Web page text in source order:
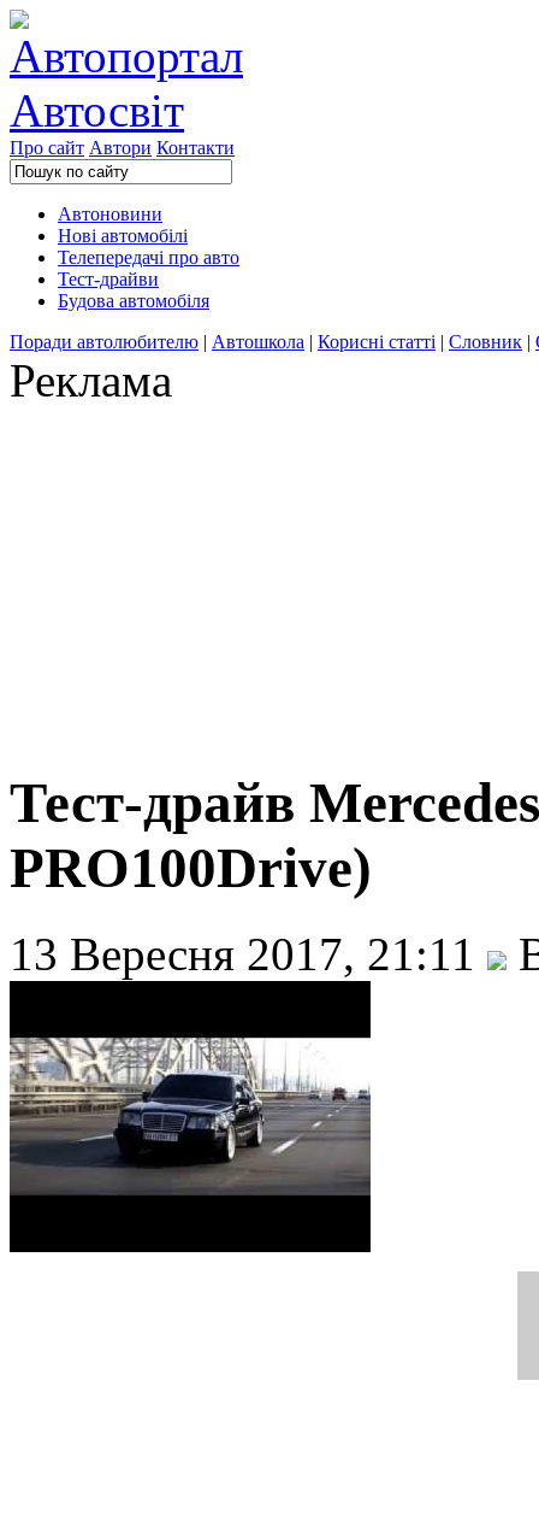
Про сайт Автори Контакти
Автоновини
Нові автомобілі
Телепередачі про авто
Тест-драйви
Будова автомобіля
Поради автолюбителю | Автошкола | Корисні статті | Словник |
Реклама
Тест-драйв
PRO100Drive)
13 Вересня 2017, 21:11